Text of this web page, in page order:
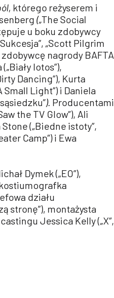
, którego reżyserem i
(„The Social
u boku zdobywcy
„Scott Pilgrim
nagrody BAFTA
lotos”),
Dancing”), Kurta
Small Light”) i Daniela
). Producentami
the TV Glow”), Ali
(„Biedne istoty”,
Camp”) i Ewa
Dymek („EO”),
działu
stronę”), montażysta
Jessica Kelly („X”,